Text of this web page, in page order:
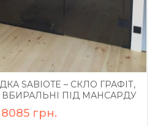
SABIOTE – СКЛО ГРАФІТ,
ПІД МАНСАРДУ
8085 грн.